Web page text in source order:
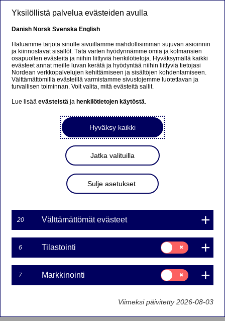
Sorry...
This page does not exist in your language. You will
Stay on this page|Continue
MARKKINATAKAUS
WARRANTILLE
PÄÄTTYNYT
02-06-2016 10:47
Nordea Bank Ab:n liikkeeseenlaskeman Turbo-warrantin
markkinatakaus on päättynyt kohde-etuuden hinnan
Markkinatakaus päättyy välittömästi.
Yksilöllistä palvelua evästeiden avulla
Danish Norsk Svenska English
Haluamme tarjota sinulle sivuillamme mahdollisimman sujuvan asioinnin
ja kiinnostavat sisällöt. Tätä varten hyödynnämme omia ja kolmansien
osapuolten evästeitä ja niihin liittyviä henkilötietoja. Hyväksymällä kaikki
evästeet annat meille luvan kerätä ja hyödyntää niihin liittyviä tietojasi
Nordean verkkopalvelujen kehittämiseen ja sisältöjen kohdentamiseen.
Välttämättömillä evästeillä varmistamme sivustojemme luotettavan ja
turvallisen toiminnan. Voit valita, mitä evästeitä sallit.
Lue lisääevästeistä ja henkilötietojen käytöstä.
Hyväksy kaikki
Jatka valituilla
Sulje asetukset
20 Välttämättömät evästeet
6 Tilastointi
Suostumusvalinta:
Tilastointi
7 Markkinointi
Suostumusvalinta:
Markkinointi
Viimeksi päivitetty 2026-08-03